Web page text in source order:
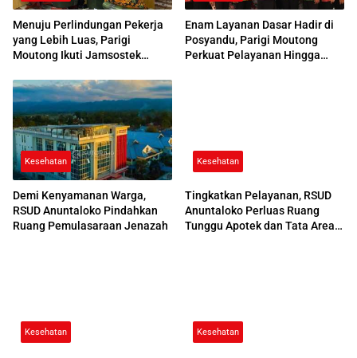
Menuju Perlindungan Pekerja
yang Lebih Luas, Parigi
Moutong Ikuti Jamsostek
Enam Layanan Dasar Hadir di
Posyandu, Parigi Moutong
Perkuat Pelayanan Hingga
Kesehatan
Demi Kenyamanan Warga,
RSUD Anuntaloko Pindahkan
Ruang Pemulasaraan Jenazah
Kesehatan
Tingkatkan Pelayanan, RSUD
Anuntaloko Perluas Ruang
Tunggu Apotek dan Tata Area
Kesehatan Kesehatan